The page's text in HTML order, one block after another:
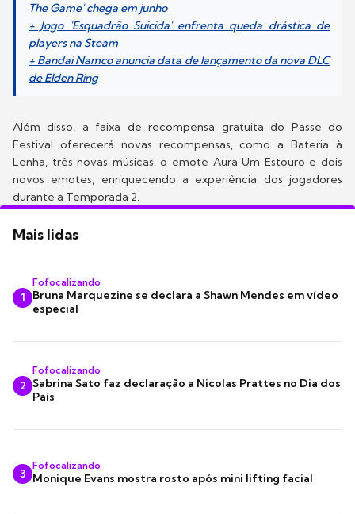
The Game' chega em junho
+ Jogo 'Esquadrão Suicida' enfrenta queda drástica de
players na Steam
+ Bandai Namco anuncia data de lançamento da nova DLC
de Elden Ring
Além disso, a faixa de recompensa gratuita do Passe do
Festival oferecerá novas recompensas, como a Bateria à
Lenha, três novas músicas, o emote Aura Um Estouro e dois
novos emotes, enriquecendo a experiência dos jogadores
durante a Temporada 2.
Mais lidas
1
Fofocalizando
Bruna Marquezine se declara a Shawn Mendes em vídeo
especial
2
Fofocalizando
Sabrina Sato faz declaração a Nicolas Prattes no Dia dos
Pais
3
Fofocalizando
Monique Evans mostra rosto após mini lifting facial